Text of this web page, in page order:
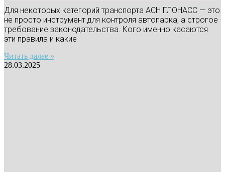
Для некоторых категорий транспорта АСН ГЛОНАСС — это
не просто инструмент для контроля автопарка, а строгое
требование законодательства. Кого именно касаются
эти правила и какие
Читать далее »
28.03.2025